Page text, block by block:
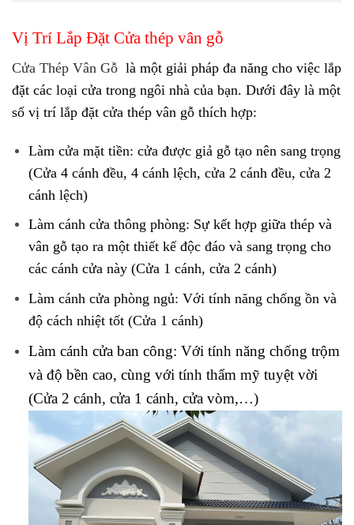
Vị Trí Lắp Đặt Cửa thép vân gỗ
Cửa Thép Vân Gỗ là một giải pháp đa năng cho việc lắp
đặt các loại cửa trong ngôi nhà của bạn. Dưới đây là một
số vị trí lắp đặt cửa thép vân gỗ thích hợp:
Làm cửa mặt tiền: cửa được giả gỗ tạo nên sang trọng
(Cửa 4 cánh đều, 4 cánh lệch, cửa 2 cánh đều, cửa 2
cánh lệch)
Làm cánh cửa thông phòng: Sự kết hợp giữa thép và
vân gỗ tạo ra một thiết kế độc đáo và sang trọng cho
các cánh cửa này (Cửa 1 cánh, cửa 2 cánh)
Làm cánh cửa phòng ngủ: Với tính năng chống ồn và
độ cách nhiệt tốt (Cửa 1 cánh)
Làm cánh cửa ban công: Với tính năng chống trộm
và độ bền cao, cùng với tính thẩm mỹ tuyệt vời
(Cửa 2 cánh, cửa 1 cánh, cửa vòm,…)